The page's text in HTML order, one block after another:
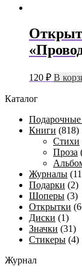
120 ₽ В
Каталог
Книги (818)
Стихи
Проза
Журналы
Подарки (2)
Шоперы (3)
Открытки
Диски (1)
Значки (31)
Стикеры (4)
Журнал